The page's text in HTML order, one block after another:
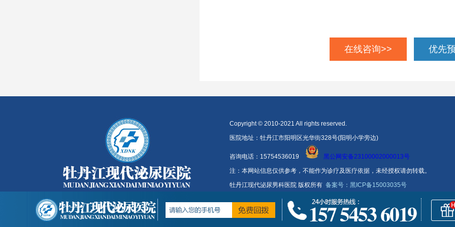
在线咨询>> 优先
Copyright © 2010-2021 All rights reserved.
医院地址：牡丹江市阳明区光华街328号(阳明小学旁边)
咨询电话：15754536019
黑公网安备23100002000013号
注：本网站信息仅供参考，不能作为诊疗及医疗依据，未经授权请勿转载。
牡丹江现代泌尿男科医院 版权所有 备案号：黑ICP备15003035号